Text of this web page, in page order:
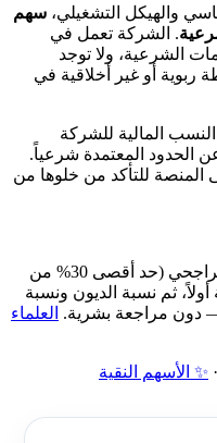
والهيكل التشغيلي، سهم
. الشركة تعمل في
الشرعية، ولا توجد
أو غير أخلاقية في
المالية للشركة
الحدود المعتمدة شرعياً.
للتأكد من خلوها من
نحدّد الحكم الشرعي آلياً وفق معيار الراجحي (حد أقصى 30% من
ثم نسبة الديون ونسبة
— دون مراجعة بشرية. العلماء
✨ الأسهم النقية